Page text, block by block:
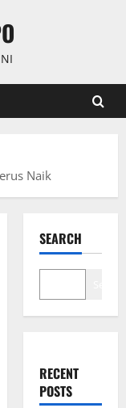
Naik
SEARCH
RECENT
POSTS